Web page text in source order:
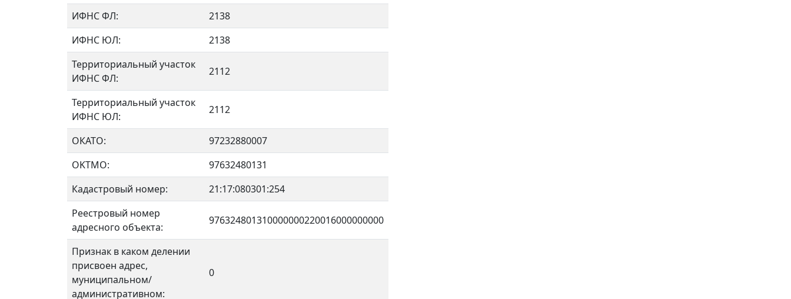
ИФНС ФЛ:
2138
ИФНС ЮЛ:
2138
Территориальный участок
ИФНС ФЛ:
2112
Территориальный участок
ИФНС ЮЛ:
2112
ОКАТО:
97232880007
OKTMO:
97632480131
Кадастровый номер:
21:17:080301:254
Реестровый номер
адресного объекта:
976324801310000000220016000000000
Признак в каком делении
присвоен адрес,
муниципальном/
административном:
0